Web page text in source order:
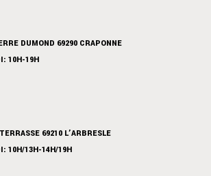
DUMOND 69290 CRAPONNE
10H-19H
69210 L’ARBRESLE
10H/13H-14H/19H